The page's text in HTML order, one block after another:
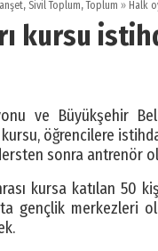
, Sivil Toplum,Toplum » Halk
kursu
ve Büyükşehir
öğrencilere
sonra antrenör
kursa katılan 50
gençlik merkezleri